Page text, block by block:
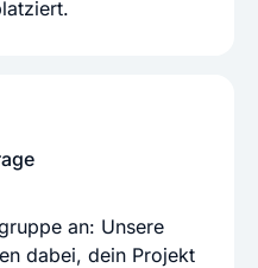
an: Unsere
dabei, dein Projekt